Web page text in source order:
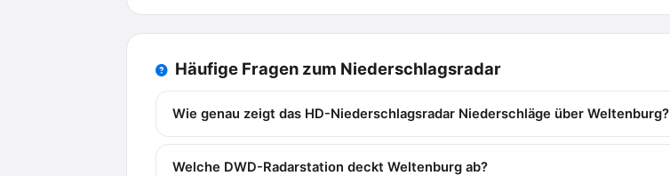
Häufige Fragen zum Niederschlagsradar
Wie genau zeigt das HD-Niederschlagsradar Niederschläge über Weltenburg?
Welche DWD-Radarstation deckt Weltenburg ab?